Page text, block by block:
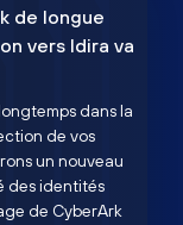
de longue
vers Idira va
dans la
de vos
un nouveau
des identités
de CyberArk